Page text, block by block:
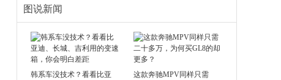
图说新闻
韩系车没技术？看看比亚 这款奔驰MPV同样只需